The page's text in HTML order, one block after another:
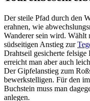
Der steile Pfad durch den
erahnen, wie
Wanderer sein wird. Wählt
südseitigen Anstieg zur
Drahtseil gesicherte
erreicht man aber auch
Der Gipfelanstieg zum
bewerkstelligen. Für den
Buchstein muss man
anlegen.